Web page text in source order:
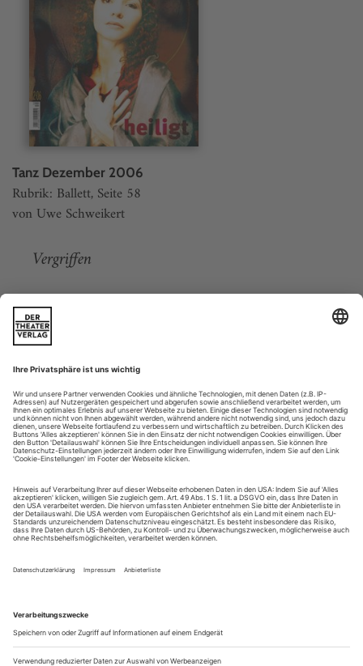
Tanz Dezember 2006
Rubrik: Ballett, Seite 58
von Uwe Schweikert
Vergriffen
Weitere Beiträge
Jörg Mannes: "Molière"
Hannover
Barocker Paukenschlag verkündete den Start von Jörg
Mannes und dem neuen Ballett-Ensemble an der Staatsoper
Hannover. Wer bei «Molière» auf ein aufwändiges historisches
Komödienkönig tanzt in einem opaken Kunststoff-Ambiente,
in der Lars Peter die Barockbühne mit Drehprismen zitiert.
Auch die Kostüme in...
Mark Morris’ «Mozart Dances»
Mark Morris has had a banner year. He celebrated his 50th
birthday, his company marked its 25th season with a full